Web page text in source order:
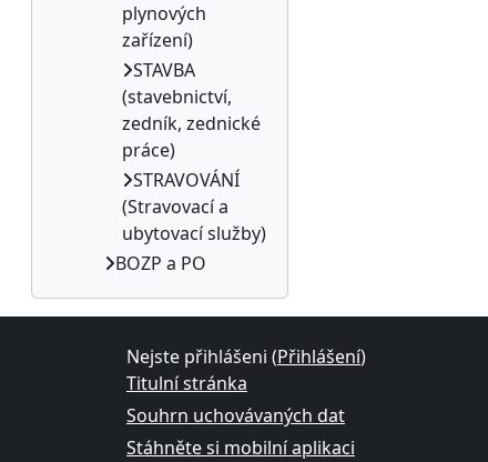
plynových
zařízení)
STAVBA
(stavebnictví,
zedník, zednické
práce)
STRAVOVÁNÍ
(Stravovací a
ubytovací služby)
BOZP a PO
Nejste přihlášeni (Přihlášení)
Titulní stránka
Souhrn uchovávaných dat
Stáhněte si mobilní aplikaci